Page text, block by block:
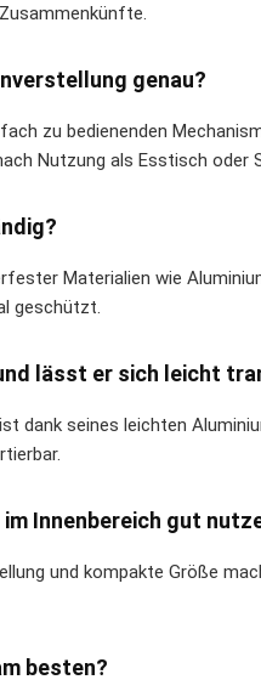
genau?
zu bedienenden
Nutzung als Esstisch oder
Materialien wie
geschützt.
lässt er sich leicht
dank seines leichten
Innenbereich gut
und kompakte Größe
besten?